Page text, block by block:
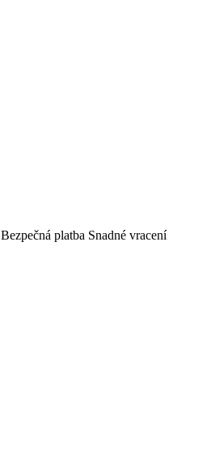
Bezpečná platba Snadné vracení